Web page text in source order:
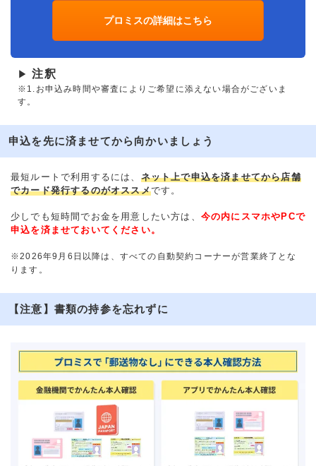
プロミスの詳細はこちら
▶ 注釈
※1.お申込み時間や審査によりご希望に添えない場合がございま
す。
申込を先に済ませてから向かいましょう
最短ルートで利用するには、 ネット上で申込を済ませてから店舗
でカード発行するのがオススメです。
少しでも短時間でお金を用意したい方は、 今の内にスマホやPCで
申込を済ませておいてください。
※2026年9月6日以降は、すべての自動契約コーナーが営業終了とな
ります。
【注意】書類の持参を忘れずに